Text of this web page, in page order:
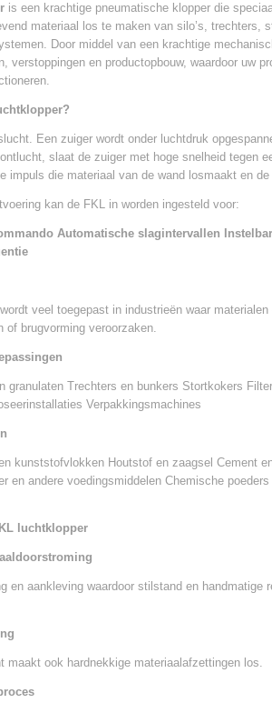
is een krachtige pneumatische klopper die
materiaal los te maken van silo’s, trechters,
Door middel van een krachtige
verstoppingen en productopbouw, waardoor uw
Een zuiger wordt onder luchtdruk
slaat de zuiger met hoge snelheid tegen
impuls die materiaal van de wand losmaakt en
kan de FKL in worden ingesteld voor:
Automatische slagintervallen
veel toegepast in industrieën waar materialen
of brugvorming veroorzaken.
granulaten Trechters en bunkers Stortkokers
Verpakkingsmachines
kunststofvlokken Houtstof en zaagsel Cement
en andere voedingsmiddelen Chemische
luchtklopper
en aankleving waardoor stilstand en handmatige
maakt ook hardnekkige materiaalafzettingen los.